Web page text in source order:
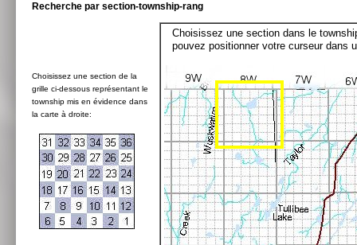
Recherche par section-township-rang
Choisissez une section de la
grille ci-dessous représentant le
township mis en évidence dans
la carte à droite:
Choisissez une section dans le
pouvez positionner votre curseur dans